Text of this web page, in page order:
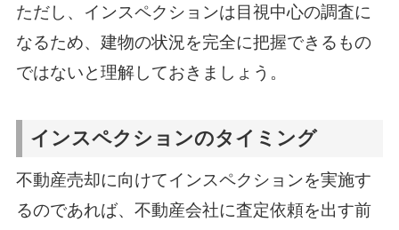
ただし、インスペクションは目視中心の調査に
なるため、建物の状況を完全に把握できるもの
ではないと理解しておきましょう。
インスペクションのタイミング
不動産売却に向けてインスペクションを実施す
るのであれば、不動産会社に査定依頼を出す前